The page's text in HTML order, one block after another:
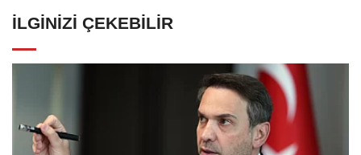
İLGINIZI ÇEKEBILIR